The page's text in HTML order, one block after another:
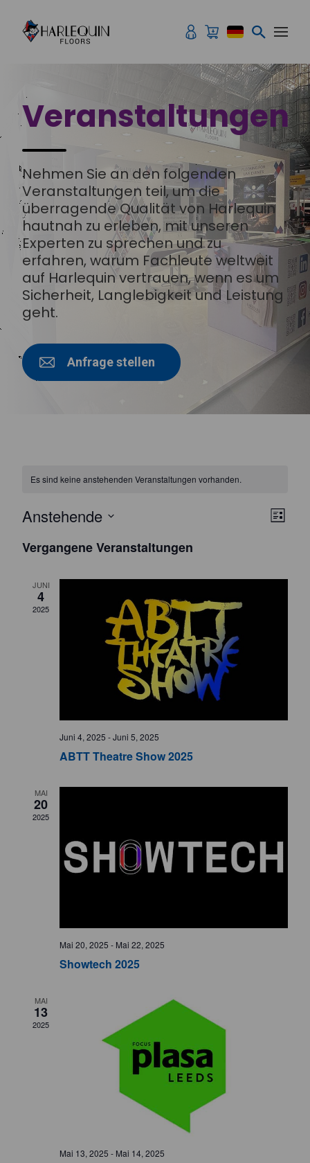
Veranstaltungen
Nehmen Sie an den folgenden
Veranstaltungen teil, um die
überragende Qualität von Harlequin
hautnah zu erleben, mit unseren
Experten zu sprechen und zu
erfahren, warum Fachleute weltweit
auf Harlequin vertrauen, wenn es um
Sicherheit, Langlebigkeit und Leistung
geht.
Anfrage stellen
Es sind keine anstehenden Veranstaltungen vorhanden.
Liste
Anstehende
wählen.
Vergangene Veranstaltungen
JUNI
4
2025
Juni 4, 2025 -Juni 5, 2025
ABTT Theatre Show 2025
MAI
20
2025
Mai 20, 2025 - Mai 22, 2025
Showtech 2025
MAI
13
2025
Mai 13, 2025 - Mai 14, 2025